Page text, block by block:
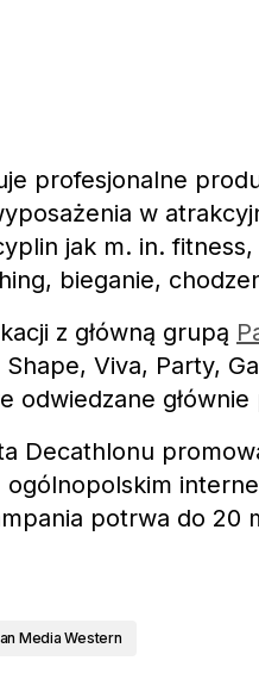
profesjonalne
w
jak m. in.
bieganie,
z główną grupą
Viva, Party,
odwiedzane głównie
Decathlonu
ogólnopolskim
potrwa do 20
Media Western